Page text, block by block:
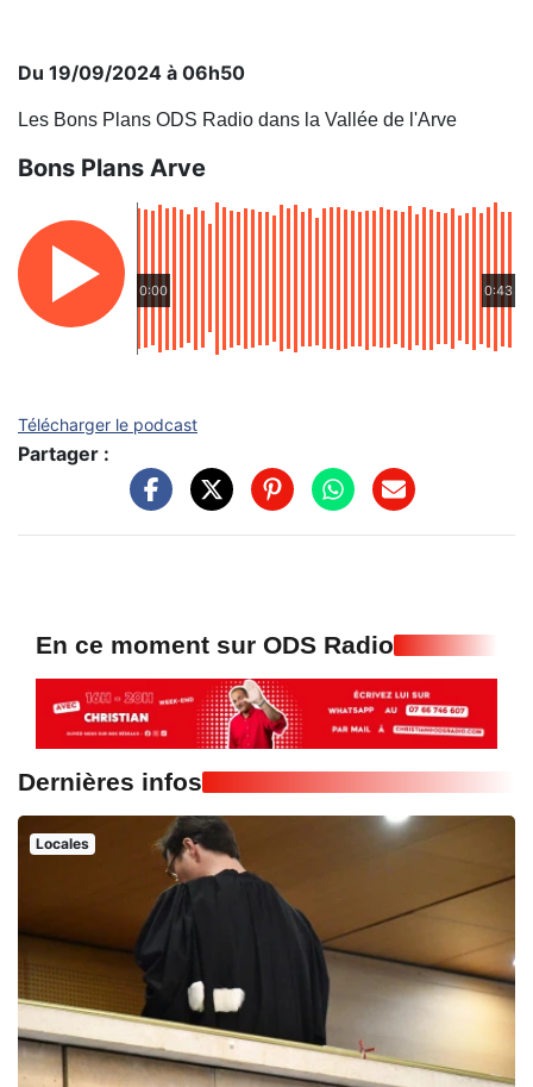
Du 19/09/2024 à 06h50
Les Bons Plans ODS Radio dans la Vallée de l'Arve
Bons Plans Arve
0:00 0:43
Télécharger le podcast
Partager :
En ce moment sur ODS Radio
Dernières infos
Locales